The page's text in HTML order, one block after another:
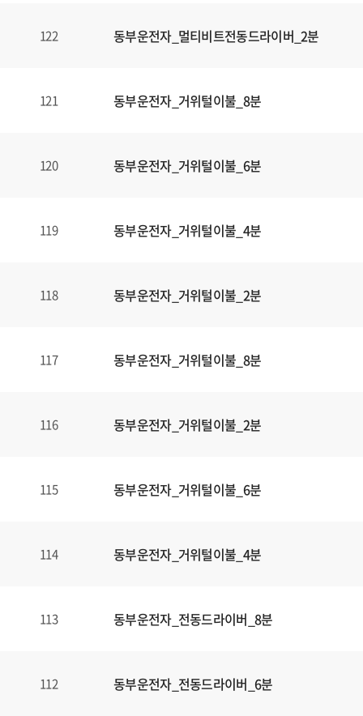
122 동부운전자_멀티비트전동드라이버_2분
121 동부운전자_거위털이불_8분
120 동부운전자_거위털이불_6분
119 동부운전자_거위털이불_4분
118 동부운전자_거위털이불_2분
117 동부운전자_거위털이불_8분
116 동부운전자_거위털이불_2분
115 동부운전자_거위털이불_6분
114 동부운전자_거위털이불_4분
113 동부운전자_전동드라이버_8분
112 동부운전자_전동드라이버_6분